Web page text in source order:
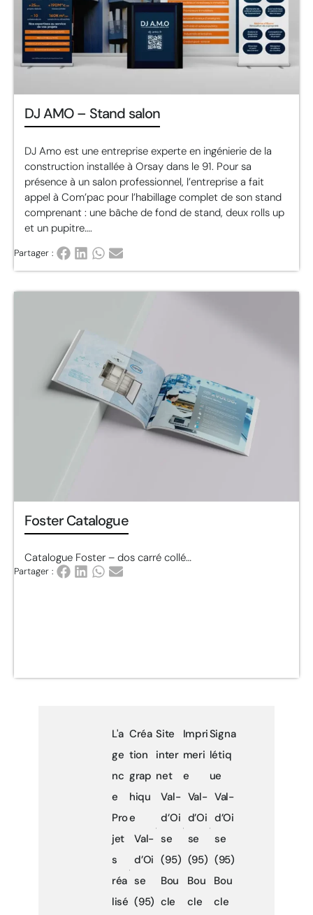
DJ AMO – Stand salon
DJ Amo est une entreprise experte en ingénierie de la
construction installée à Orsay dans le 91. Pour sa
présence à un salon professionnel, l’entreprise a fait
appel à Com’pac pour l’habillage complet de son stand
comprenant : une bâche de fond de stand, deux rolls up
et un pupitre….
Partager :
Foster Catalogue
Catalogue Foster – dos carré collé…
Partager :
L'a
ge
nc
e
Pro
jet
s
réa
lisé
Créa
tion
grap
hiqu
e
Val-
d’Oi
se
(95)
Site
inter
net
Val-
d’Oi
se
(95)
Bou
cle
Impri
meri
e
Val-
d’Oi
se
(95)
Bou
cle
Signa
létiq
ue
Val-
d’Oi
se
(95)
Bou
cle